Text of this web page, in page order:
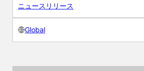
ニュースリリース
Global